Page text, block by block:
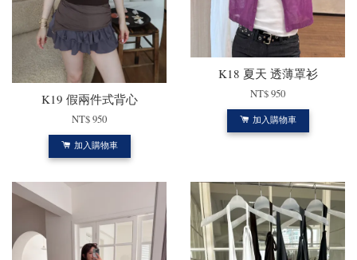
K19 假兩件式背心
NT$ 950
加入購物車
K18 夏天 透薄罩衫
NT$ 950
加入購物車